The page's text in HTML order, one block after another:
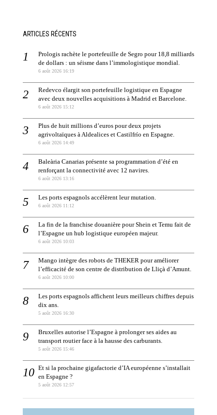
ARTICLES RÉCENTS
Prologis rachète le portefeuille de Segro pour 18,8 milliards
de dollars : un séisme dans l’immologistique mondial.
6 août 2026 16:19
Redevco élargit son portefeuille logistique en Espagne
avec deux nouvelles acquisitions à Madrid et Barcelone.
6 août 2026 15:12
Plus de huit millions d’euros pour deux projets
agrivoltaïques à Aldealices et Castilfrío en Espagne.
6 août 2026 14:49
Baleària Canarias présente sa programmation d’été en
renforçant la connectivité avec 12 navires.
6 août 2026 13:16
Les ports espagnols accélèrent leur mutation.
6 août 2026 11:12
La fin de la franchise douanière pour Shein et Temu fait de
l’Espagne un hub logistique européen majeur.
6 août 2026 10:03
Mango intègre des robots de THEKER pour améliorer
l’efficacité de son centre de distribution de Lliçà d’Amunt.
6 août 2026 10:00
Les ports espagnols affichent leurs meilleurs chiffres depuis
dix ans.
5 août 2026 16:30
Bruxelles autorise l’Espagne à prolonger ses aides au
transport routier face à la hausse des carburants.
5 août 2026 15:46
Et si la prochaine gigafactorie d’IA européenne s’installait
en Espagne ?
5 août 2026 12:57